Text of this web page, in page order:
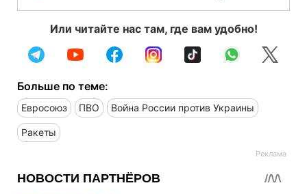
Или читайте нас там, где вам удобно!
Больше по теме:
Евросоюз ПВО Война России против Украины
Ракеты